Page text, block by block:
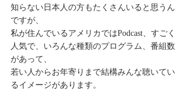
知らない日本人の方もたくさんいると思うん
ですが、
私が住んでいるアメリカではPodcast、すごく
人気で、いろんな種類のプログラム、番組数
があって、
若い人からお年寄りまで結構みんな聴いてい
るイメージがあります。